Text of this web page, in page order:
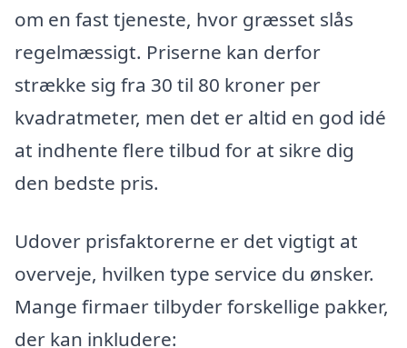
om en fast tjeneste, hvor græsset slås
regelmæssigt. Priserne kan derfor
strække sig fra 30 til 80 kroner per
kvadratmeter, men det er altid en god idé
at indhente flere tilbud for at sikre dig
den bedste pris.
Udover prisfaktorerne er det vigtigt at
overveje, hvilken type service du ønsker.
Mange firmaer tilbyder forskellige pakker,
der kan inkludere: